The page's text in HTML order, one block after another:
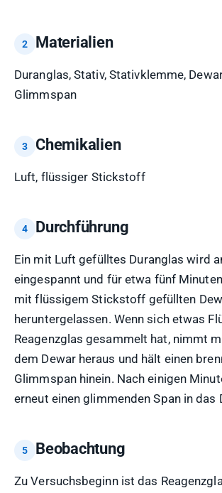
Materialien
Duranglas, Stativ, Stativklemme,
Glimmspan
Chemikalien
Luft, flüssiger Stickstoff
Durchführung
Ein mit Luft gefülltes Duranglas wird
eingespannt und für etwa fünf
mit flüssigem Stickstoff gefüllten
heruntergelassen. Wenn sich etwas
Reagenzglas gesammelt hat, nimmt
dem Dewar heraus und hält einen
Glimmspan hinein. Nach einigen
erneut einen glimmenden Span in das
Beobachtung
Zu Versuchsbeginn ist das